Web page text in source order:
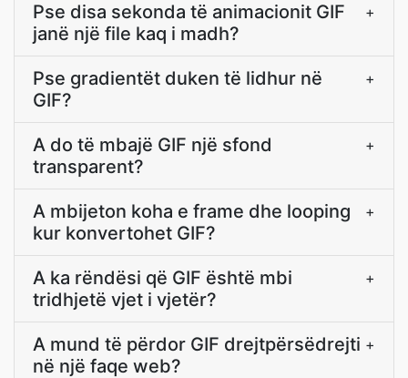
Pse disa sekonda të animacionit GIF
janë një file kaq i madh?
+
Pse gradientët duken të lidhur në
GIF?
+
A do të mbajë GIF një sfond
transparent?
+
A mbijeton koha e frame dhe looping
kur konvertohet GIF?
+
A ka rëndësi që GIF është mbi
tridhjetë vjet i vjetër?
+
A mund të përdor GIF drejtpërsëdrejti
në një faqe web?
+